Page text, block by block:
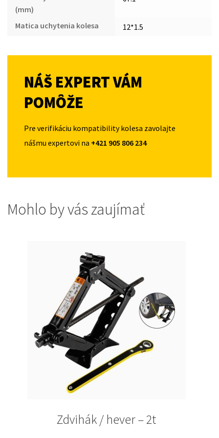
(mm)
Matica uchytenia kolesa 12*1.5
NÁŠ EXPERT VÁM
POMÔŽE
Pre verifikáciu kompatibility kolesa zavolajte
nášmu expertovi na +421 905 806 234
Mohlo by vás zaujímať
Zdvihák / hever – 2t